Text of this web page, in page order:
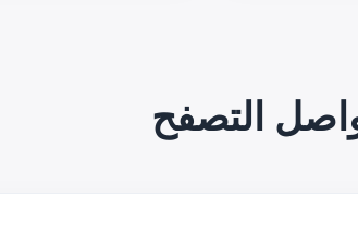
التصفح